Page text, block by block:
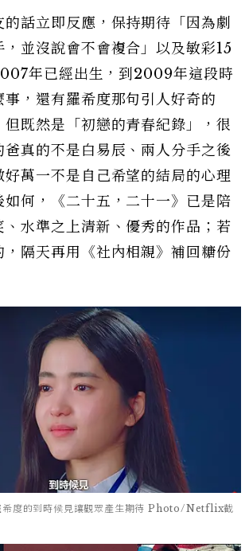
的話立即反應，保持期待「因為劇
，並沒說會不會複合」以及敏彩15
年已經出生，到2009年這段時
事，還有羅希度那句引人好奇的
但既然是「初戀的青春紀錄」，很
爸真的不是白易辰、兩人分手之後
好萬一不是自己希望的結局的心理
如何，《二十五，二十一》已是陪
、水準之上清新、優秀的作品；若
，隔天再用《社內相親》補回糖份
希度的到時候見讓觀眾產生期待 Photo/Netflix截